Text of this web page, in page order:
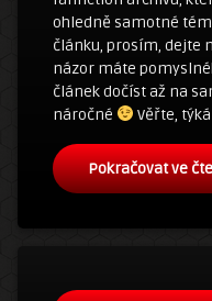
ohledně samotné
článku, prosím, dejte
názor máte
článek dočíst až na
náročné
Věřte,
Pokračovat ve